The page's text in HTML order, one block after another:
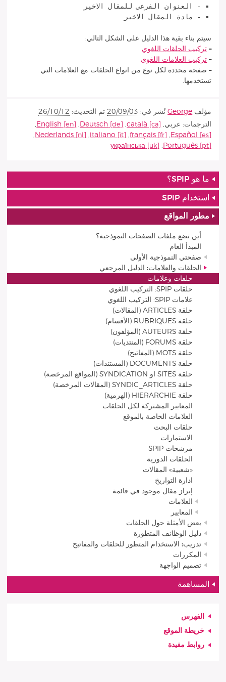
- العنوان الفرعي للمقال الاخير
- مادة المقال الاخير
سيتم بناء بقية هذا الدليل على الشكل التالي:
– تركيب الحلقات اللغوي
– تركيب العلامات اللغوي
–صفحة محددة لكل نوع من انواع الحلقات مع العلامات التي
تستخدمها.
مؤلف George نُشر في: 20/09/03 تم التحديث: 26/10/12
الترجمات: عربي,
català
,
Deutsch
,
English
,
Español
,
français
,
italiano
,
Nederlands
,
Português
,
українська
ما هو SPIP؟
استخدام SPIP
مطور المواقع
أين تضع ملفات الصفحات النموذجية؟
المبدأ العام
صفحتي النموذجية الأولى
الحلقات والعلامات: الدليل المرجعي
حلقات وعلامات
حلقات SPIP: التركيب اللغوي
علامات SPIP: التركيب اللغوي
حلقة ARTICLES (المقالات)
حلقة RUBRIQUES (الأقسام)
حلقة AUTEURS (المؤلفون)
حلقة FORUMS (المنتديات)
حلقة MOTS (المفاتيح)
حلقة DOCUMENTS (المستندات)
حلقة SITES او SYNDICATION (المواقع المرخصة)
حلقة SYNDIC_ARTICLES (المقالات المرخصة)
حلقة HIERARCHIE (الهرمية)
المعايير المشتركة لكل الحلقات
العلامات الخاصة بالموقع
حلقات البحث
الاستمارات
مرشحات SPIP
الحلقات الدورية
«شعبية» المقالات
ادارة التواريخ
إبراز مقال موجود في قائمة
العلامات
المعايير
بعض الأمثلة حول الحلقات
دليل الوظائف المتطورة
تدريب: الاستخدام المتطور للحلقات والمفاتيح
المكررات
تصميم الواجهة
المساهمة
الفهرس
خريطة الموقع
روابط مفيدة